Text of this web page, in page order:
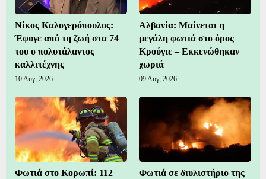
Νίκος Καλογερόπουλος:
Έφυγε από τη ζωή στα 74
του ο πολυτάλαντος
καλλιτέχνης
10 Αυγ, 2026
Αλβανία: Μαίνεται η
μεγάλη φωτιά στο όρος
Κρούγιε – Εκκενώθηκαν
χωριά
09 Αυγ, 2026
Φωτιά στο Κορωπί: 112
Φωτιά σε διυλιστήριο της